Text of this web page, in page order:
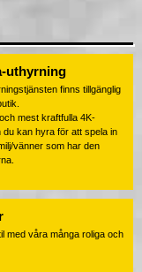
uthyrning
finns tillgänglig
mest kraftfulla 4K-
kan hyra för att spela in
vänner som har den
med våra många roliga och